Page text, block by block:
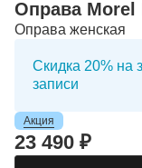
Оправа Morel
Оправа женская
Скидка 20% на
записи
Акция
23 490 ₽